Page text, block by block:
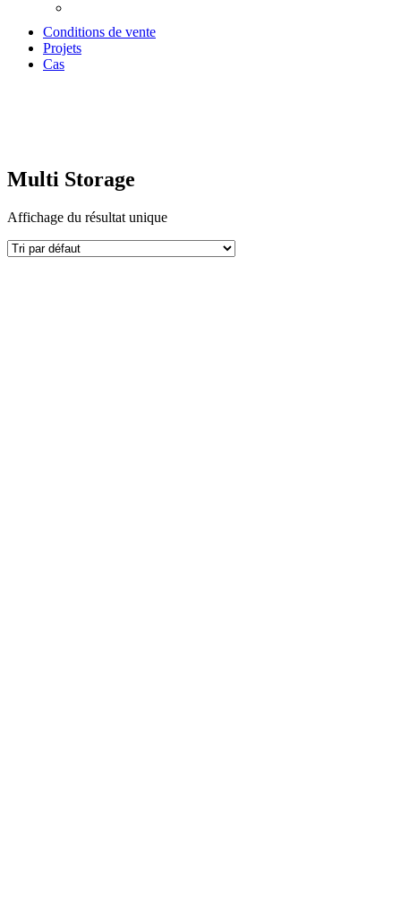
Conditions de vente
Projets
Cas
Multi Storage
Affichage du résultat unique